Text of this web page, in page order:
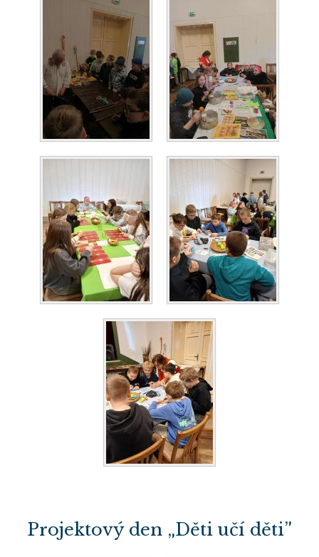
Projektový den „Děti učí děti”